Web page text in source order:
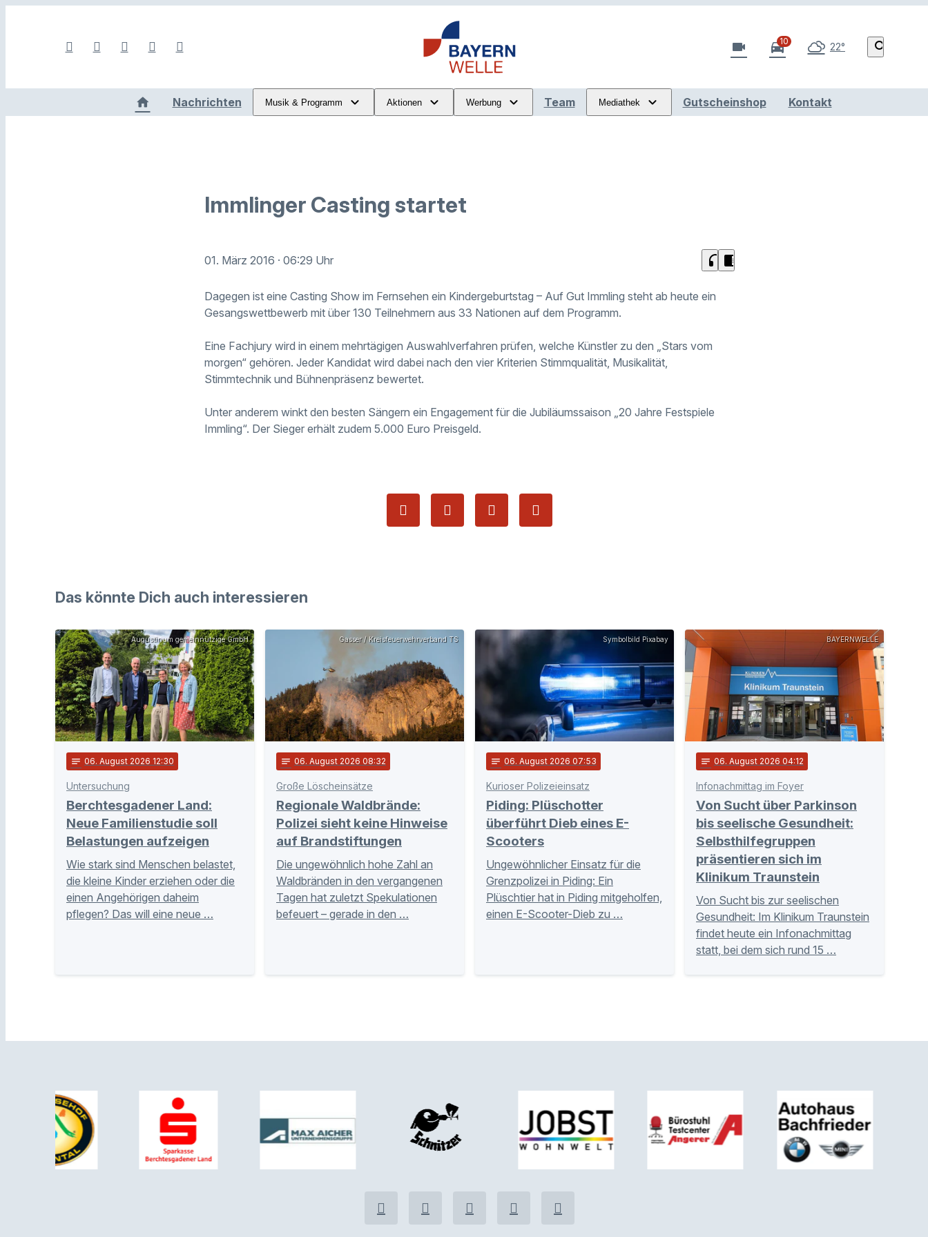
videocam directions_car
10 22° search
Nachrichten Musik & Programm Aktionen Werbung Team Mediathek Gutscheinshop Kontakt
Immlinger Casting startet
01. März 2016 · 06:29 Uhr headphones chrome_reader_mode
Dagegen ist eine Casting Show im Fernsehen ein Kindergeburtstag – Auf Gut Immling steht ab heute ein
Gesangswettbewerb mit über 130 Teilnehmern aus 33 Nationen auf dem Programm.
Eine Fachjury wird in einem mehrtägigen Auswahlverfahren prüfen, welche Künstler zu den „Stars vom
morgen“ gehören. Jeder Kandidat wird dabei nach den vier Kriterien Stimmqualität, Musikalität,
Stimmtechnik und Bühnenpräsenz bewertet.
Unter anderem winkt den besten Sängern ein Engagement für die Jubiläumssaison „20 Jahre Festspiele
Immling“. Der Sieger erhält zudem 5.000 Euro Preisgeld.
Das könnte Dich auch interessieren
Augustinum gemeinnützige GmbH
notes 06. August 2026 12:30
Untersuchung
Berchtesgadener Land:
Neue Familienstudie soll
Belastungen aufzeigen
Wie stark sind Menschen belastet,
die kleine Kinder erziehen oder die
einen Angehörigen daheim
pflegen? Das will eine neue …
Gasser / Kreisfeuerwehrverband TS
notes 06. August 2026 08:32
Große Löscheinsätze
Regionale Waldbrände:
Polizei sieht keine Hinweise
auf Brandstiftungen
Die ungewöhnlich hohe Zahl an
Waldbränden in den vergangenen
Tagen hat zuletzt Spekulationen
befeuert – gerade in den …
Symbolbild Pixabay
notes 06. August 2026 07:53
Kurioser Polizeieinsatz
Piding: Plüschotter
überführt Dieb eines E-
Scooters
Ungewöhnlicher Einsatz für die
Grenzpolizei in Piding: Ein
Plüschtier hat in Piding mitgeholfen,
einen E-Scooter-Dieb zu …
BAYERNWELLE
notes 06. August 2026 04:12
Infonachmittag im Foyer
Von Sucht über Parkinson
bis seelische Gesundheit:
Selbsthilfegruppen
präsentieren sich im
Klinikum Traunstein
Von Sucht bis zur seelischen
Gesundheit: Im Klinikum Traunstein
findet heute ein Infonachmittag
statt, bei dem sich rund 15 …